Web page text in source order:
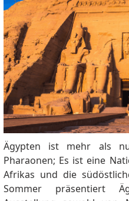
Ägypten ist mehr als
Pharaonen; Es ist eine
Afrikas und die
Sommer präsentiert